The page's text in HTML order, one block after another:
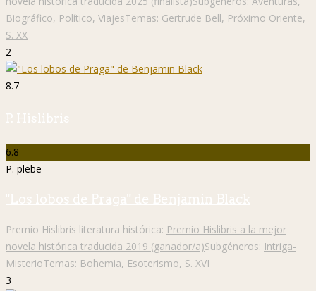
Biográfico, Político, ViajesTemas: Gertrude Bell, Próximo Oriente,
S. XX
2
8.7
P. Hislibris
6.8
P. plebe
"Los lobos de Praga" de Benjamin Black
Premio Hislibris literatura histórica: Premio Hislibris a la mejor
novela histórica traducida 2019 (ganador/a)Subgéneros: Intriga-
MisterioTemas: Bohemia, Esoterismo, S. XVI
3